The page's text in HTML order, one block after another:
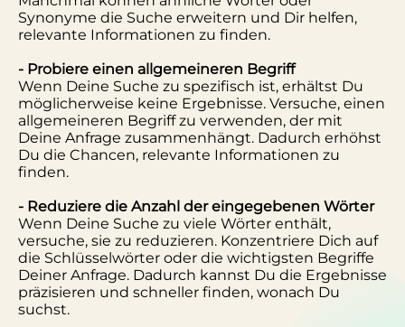
Synonyme die Suche erweitern und Dir helfen,
relevante Informationen zu finden.
- Probiere einen allgemeineren Begriff
Wenn Deine Suche zu spezifisch ist, erhältst Du
möglicherweise keine Ergebnisse. Versuche, einen
allgemeineren Begriff zu verwenden, der mit
Deine Anfrage zusammenhängt. Dadurch erhöhst
Du die Chancen, relevante Informationen zu
finden.
- Reduziere die Anzahl der eingegebenen Wörter
Wenn Deine Suche zu viele Wörter enthält,
versuche, sie zu reduzieren. Konzentriere Dich auf
die Schlüsselwörter oder die wichtigsten Begriffe
Deiner Anfrage. Dadurch kannst Du die Ergebnisse
präzisieren und schneller finden, wonach Du
suchst.